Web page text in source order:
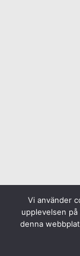
Vi använder
upplevelsen
denna